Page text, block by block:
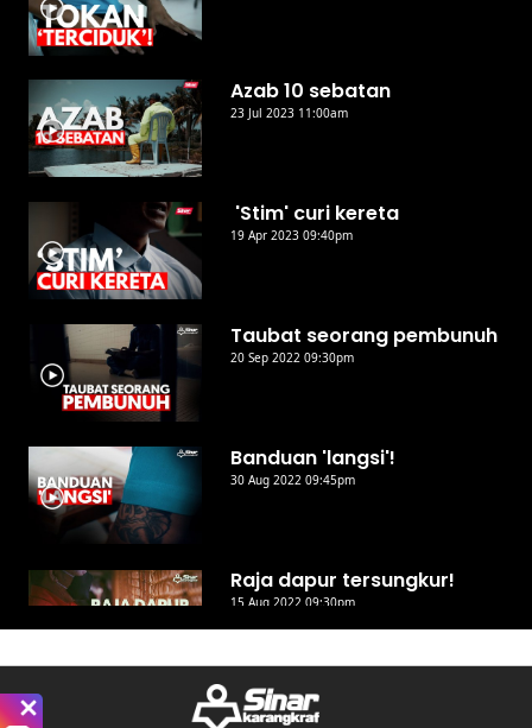
Azab 10 sebatan
23 Jul 2023 11:00am
'Stim' curi kereta
19 Apr 2023 09:40pm
Taubat seorang pembunuh
20 Sep 2022 09:30pm
Banduan 'langsi'!
30 Aug 2022 09:45pm
Raja dapur tersungkur!
15 Aug 2022 09:30pm
Daripada pusher ke